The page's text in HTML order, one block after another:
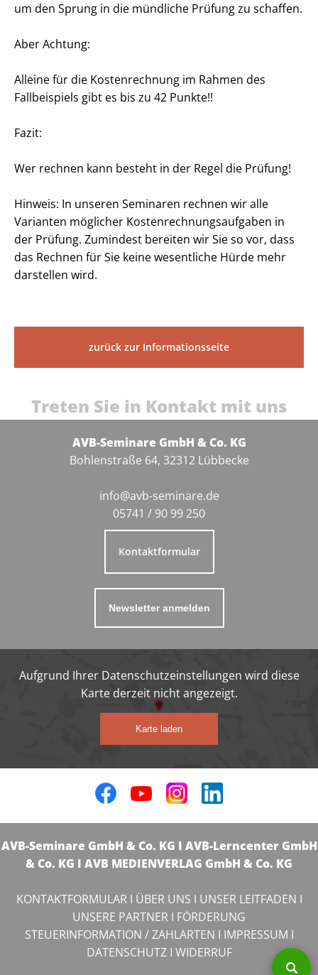
um den Sprung in die mündliche Prüfung zu schaffen.
Aber Achtung:
Alleine für die Kostenrechnung im Rahmen des
Fallbeispiels gibt es bis zu 42 Punkte!!
Fazit:
Wer rechnen kann besteht in der Regel die Prüfung!
Hinweis: In unseren Seminaren rechnen wir alle
Varianten möglicher Kostenrechnungsaufgaben in
der Prüfung. Zumindest bereiten wir Sie so vor, dass
das Rechnen für Sie keine wesentliche Hürde mehr
darstellen wird.
zurück zur Informationsseite
Treten Sie in Kontakt mit uns
AVB-Seminare GmbH & Co. KG
Bohlenstraße 64, 32312 Lübbecke
info@avb-seminare.de
05741 / 90 99 250
Kontaktformular
Newsletter anmelden
Aufgrund Ihrer Datenschutzeinstellungen wird diese
Karte derzeit nicht angezeigt.
Karte laden
AVB-Seminare GmbH & Co. KG I AVB-Lerncenter GmbH
& Co. KG I AVB MEDIENVERLAG GmbH & Co. KG
KONTAKTFORMULARI ÜBER UNS I UNSER LEITFADEN I
UNSERE PARTNER I FÖRDERUNG
STEUERINFORMATION / ZAHLARTEN I IMPRESSUM I
DATENSCHUTZI WIDERRUF